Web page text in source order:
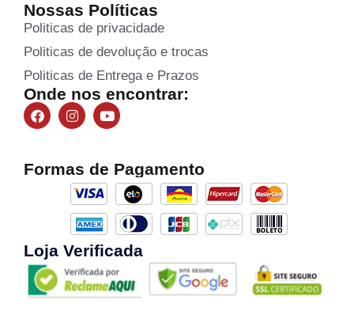
Nossas Políticas
Politicas de privacidade
Politicas de devolução e trocas
Politicas de Entrega e Prazos
Onde nos encontrar:
Formas de Pagamento
Loja Verificada